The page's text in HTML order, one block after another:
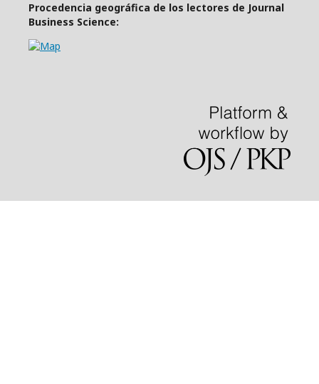
Procedencia geográfica de los lectores de Journal
Business Science: